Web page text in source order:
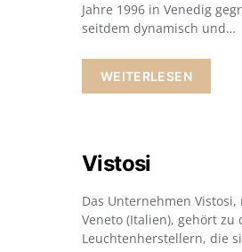
Jahre 1996 in Venedig
seitdem dynamisch und…
WEITERLESEN
Vistosi
Das Unternehmen
Veneto (Italien), gehört
Leuchtenherstellern, die